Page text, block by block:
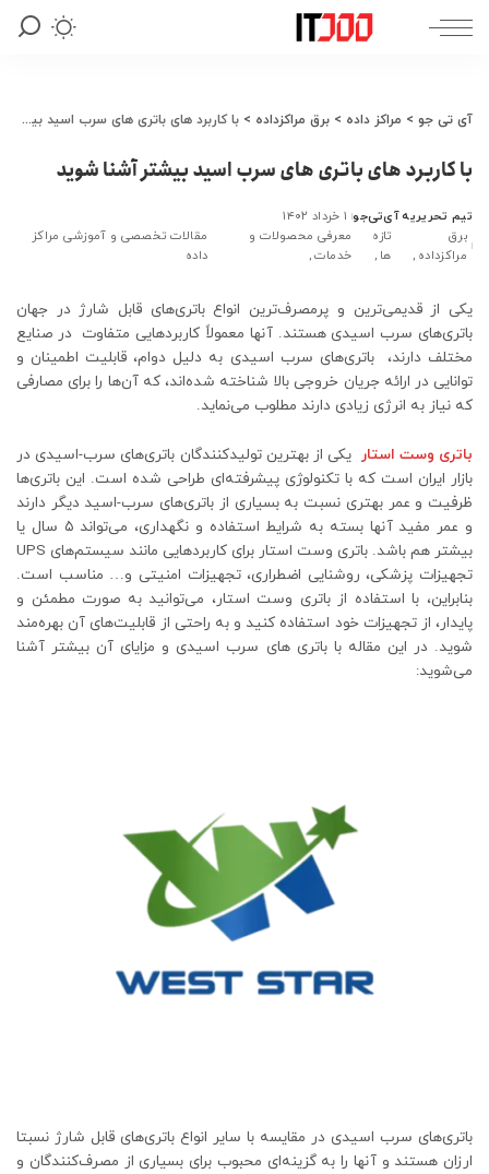
آی تی جو > مراکز داده > برق مراکزداده > با کاربرد های باتری های سرب اسید بیشتر آشنا شوید
با کاربرد های باتری های سرب اسید بیشتر آشنا شوید
ارسال
شده
توسط
تیم تحریریه آی‌تی‌جو ۱ خرداد ۱۴۰۲
برق
مراکزداده
تازه
ها
معرفی محصولات و
خدمات
مقالات تخصصی و آموزشی مراکز
داده
یکی از قدیمی‌ترین و پرمصرف‌ترین انواع باتری‌های قابل شارژ در جهان
باتری‌های سرب اسیدی هستند. آنها معمولاً کاربردهایی متفاوت در صنایع
مختلف دارند، باتری‌های سرب اسیدی به دلیل دوام، قابلیت اطمینان و
توانایی در ارائه جریان خروجی بالا شناخته شده‌اند، که آن‌ها را برای مصارفی
که نیاز به انرژی زیادی دارند مطلوب می‌نماید.
باتری وست استار یکی از بهترین تولیدکنندگان باتری‌های سرب-اسیدی در
بازار ایران است که با تکنولوژی پیشرفته‌ای طراحی شده است. این باتری‌ها
ظرفیت و عمر بهتری نسبت به بسیاری از باتری‌های سرب-اسید دیگر دارند
و عمر مفید آنها بسته به شرایط استفاده و نگهداری، می‌تواند ۵ سال یا
بیشتر هم باشد. باتری وست استار برای کاربردهایی مانند سیستم‌های UPS
تجهیزات پزشکی، روشنایی اضطراری، تجهیزات امنیتی و… مناسب است.
بنابراین، با استفاده از باتری وست استار، می‌توانید به صورت مطمئن و
پایدار، از تجهیزات خود استفاده کنید و به راحتی از قابلیت‌های آن بهره‌مند
شوید. در این مقاله با باتری های سرب اسیدی و مزایای آن بیشتر آشنا
می‌شوید:
باتری‌های سرب اسیدی در مقایسه با سایر انواع باتری‌های قابل شارژ نسبتا
ارزان هستند و آنها را به گزینه‌ای محبوب برای بسیاری از مصرف‌کنندگان و